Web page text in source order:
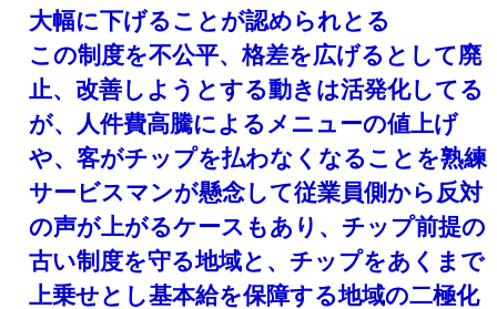
大幅に下げることが認められとる
この制度を不公平、格差を広げるとして廃
止、改善しようとする動きは活発化してる
が、人件費高騰によるメニューの値上げ
や、客がチップを払わなくなることを熟練
サービスマンが懸念して従業員側から反対
の声が上がるケースもあり、チップ前提の
古い制度を守る地域と、チップをあくまで
上乗せとし基本給を保障する地域の二極化